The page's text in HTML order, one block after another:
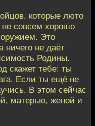
которые люто
совсем хорошо
Это
ничего не даёт
Родины.
скажет тебе: ты
Если ты ещё не
В этом сейчас
матерью, женой и